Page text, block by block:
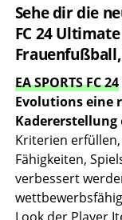
Sehe dir die
FC 24
EA SPORTS FC 24
Evolutions eine
Kadererstellung
Kriterien
Fähigkeiten,
verbessert